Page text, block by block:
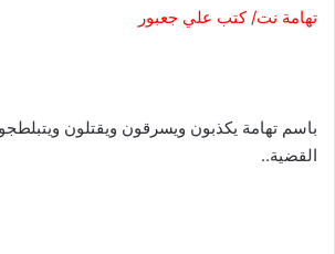
تهامة نت/ كتب علي جعبور
باسم تهامة يكذبون ويسرقون ويقتلون
القضية..